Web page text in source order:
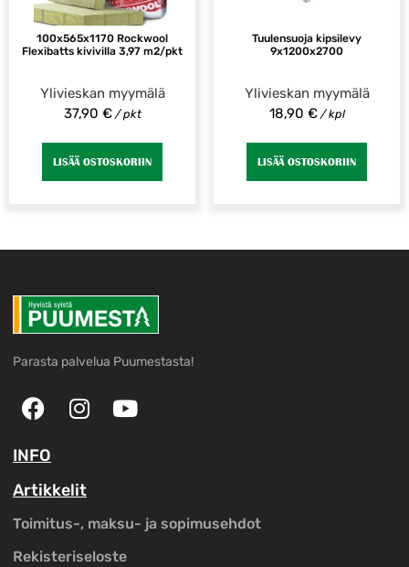
100x565x1170 Rockwool
Flexibatts kivivilla 3,97 m2/pkt
Ylivieskan myymälä
37,90 €/ pkt
LISÄÄ OSTOSKORIIN
Tuulensuoja kipsilevy
9x1200x2700
Ylivieskan myymälä
18,90 €/ kpl
LISÄÄ OSTOSKORIIN
Parasta palvelua Puumestasta!
INFO
Artikkelit
Toimitus-, maksu- ja sopimusehdot
Rekisteriseloste